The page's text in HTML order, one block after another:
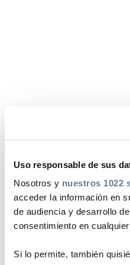
Uso responsable de sus
Nosotros y nuestros 1022
acceder la información en
de audiencia y desarrollo
consentimiento en
Si lo permite, también